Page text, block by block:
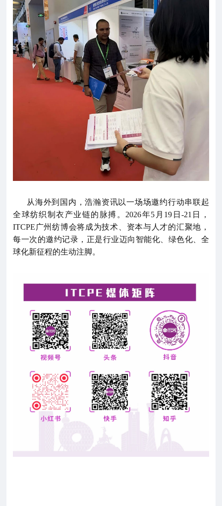
从海外到国内，浩瀚资讯以一场场邀约行动串联起
全球纺织制衣产业链的脉搏。2026年5月19日-21日，
ITCPE广州纺博会将成为技术、资本与人才的汇聚地，
每一次的邀约记录，正是行业迈向智能化、绿色化、全
球化新征程的生动注脚。